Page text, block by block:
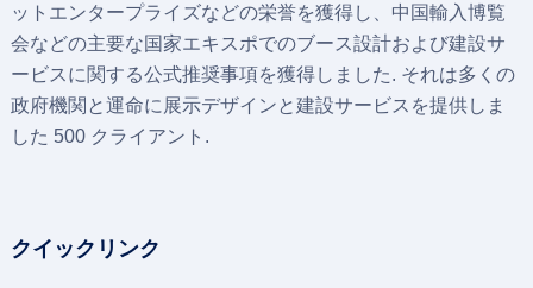
ットエンタープライズなどの栄誉を獲得し、中国輸入博覧
会などの主要な国家エキスポでのブース設計および建設サ
ービスに関する公式推奨事項を獲得しました. それは多くの
政府機関と運命に展示デザインと建設サービスを提供しま
した 500 クライアント.
クイックリンク